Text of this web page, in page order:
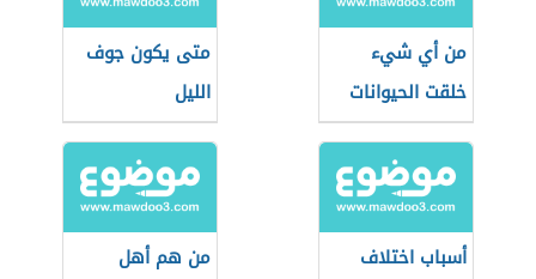
من أي شيء
خلقت الحيوانات
متى يكون جوف
الليل
أسباب اختلاف
من هم أهل